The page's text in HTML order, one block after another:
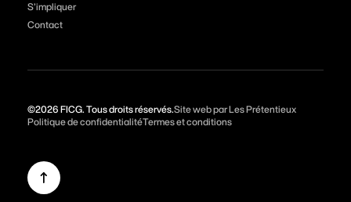
S’impliquer
Contact
©2026 FICG. Tous droits réservés. Site web par Les Prétentieux
Politique de confidentialitéTermes et conditions